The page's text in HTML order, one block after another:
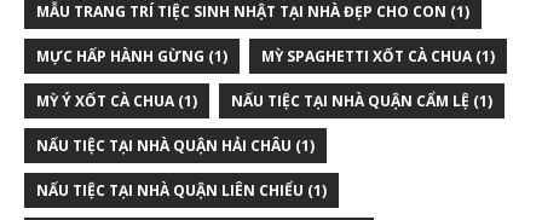
MẪU TRANG TRÍ TIỆC SINH NHẬT TẠI NHÀ ĐẸP CHO CON (1)
MỰC HẤP HÀNH GỪNG (1) MỲ SPAGHETTI XỐT CÀ CHUA(1)
MỲ Ý XỐT CÀ CHUA(1) NẤU TIỆC TẠI NHÀ QUẬN CẨM LỆ (1)
NẤU TIỆC TẠI NHÀ QUẬN HẢI CHÂU (1)
NẤU TIỆC TẠI NHÀ QUẬN LIÊN CHIỂU (1)